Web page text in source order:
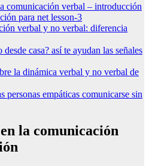
comunicación verbal – introducción
para net lesson-3
verbal y no verbal: diferencia
casa? así te ayudan las señales
la dinámica verbal y no verbal de
personas empáticas comunicarse sin
la comunicación